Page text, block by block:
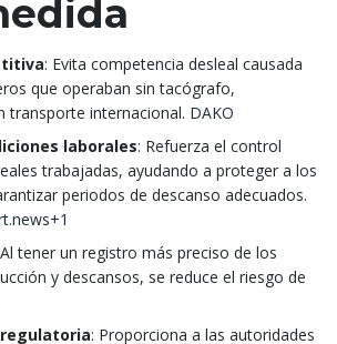
: Evita competencia desleal causada
que operaban sin tacógrafo,
transporte internacional. DAKO
laborales: Refuerza el control
trabajadas, ayudando a proteger a los
periodos de descanso adecuados.
tener un registro más preciso de los
y descansos, se reduce el riesgo de
: Proporciona a las autoridades